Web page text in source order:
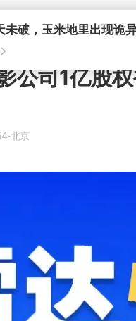
未破，玉米地里出现诡
公司1亿股
·北京